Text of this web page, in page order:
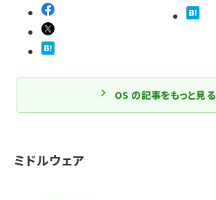
OS の記事をもっと見る
ミドルウェア